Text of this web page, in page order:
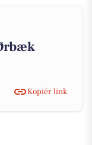
Kopiér link